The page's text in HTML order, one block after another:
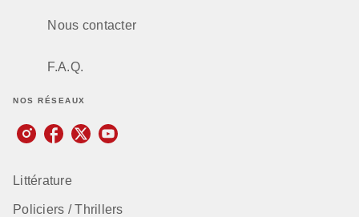
Nous contacter
F.A.Q.
NOS RÉSEAUX
Littérature
Policiers / Thrillers